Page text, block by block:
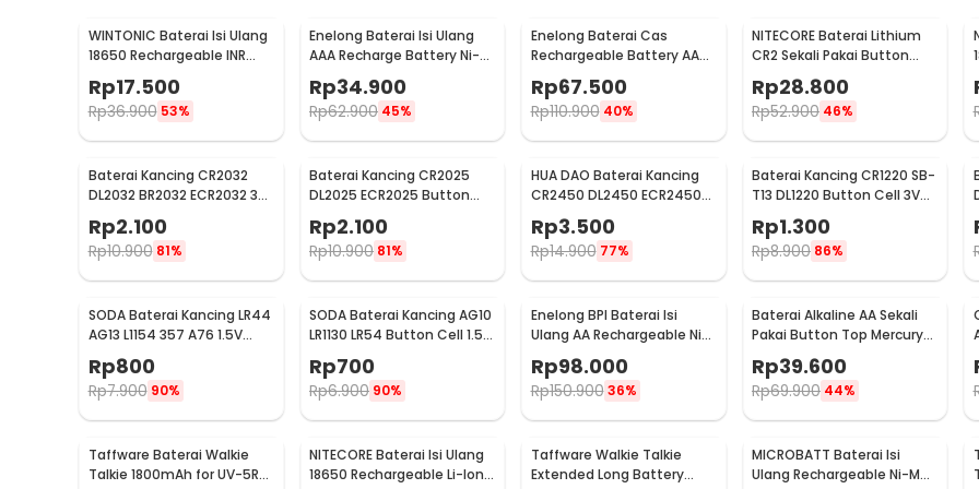
WINTONIC Baterai Isi Ulang
18650 Rechargeable INR
Rp17.500
Rp36.900 53%
Enelong Baterai Isi Ulang
AAA Recharge Battery Ni-
MH 1.2V 900mAh 4 PCS -
HR4
Rp34.900
Rp62.900 45%
Enelong Baterai Cas
Rechargeable Battery AA
Ni-MH 1.2V 2100mAh 4 PCS -
HR6
Rp67.500
Rp110.900 40%
NITECORE Baterai Lithium
CR2 Sekali Pakai Button
Top 3V 1 PCS - CR2
Rp28.800
Rp52.900 46%
Baterai Kancing CR2032
DL2032 BR2032 ECR2032 3V
Rp2.100
Rp10.900 81%
Baterai Kancing CR2025
DL2025 ECR2025 Button
Rp2.100
Rp10.900 81%
HUA DAO Baterai Kancing
CR2450 DL2450 ECR2450
3V Lithium 1 PCS
Rp3.500
Rp14.900 77%
Baterai Kancing CR1220 SB-
T13 DL1220 Button Cell 3V
Lithium 1 PCS
Rp1.300
Rp8.900 86%
SODA Baterai Kancing LR44
AG13 L1154 357 A76 1.5V
Alkaline 1 PCS
Rp800
Rp7.900 90%
SODA Baterai Kancing AG10
LR1130 LR54 Button Cell 1.5V
Rp700
Rp6.900 90%
Enelong BPI Baterai Isi
Ulang AA Rechargeable Ni-
MH 1.2V 2700mAh 4 PCS
Rp98.000
Rp150.900 36%
Baterai Alkaline AA Sekali
Pakai Button Top Mercury-
Free 1.5V 10 PCS - Zi5
Rp39.600
Rp69.900 44%
Taffware Baterai Walkie
Talkie 1800mAh for UV-5R
NITECORE Baterai Isi Ulang
18650 Rechargeable Li-Ion
Taffware Walkie Talkie
Extended Long Battery
MICROBATT Baterai Isi
Ulang Rechargeable Ni-MH